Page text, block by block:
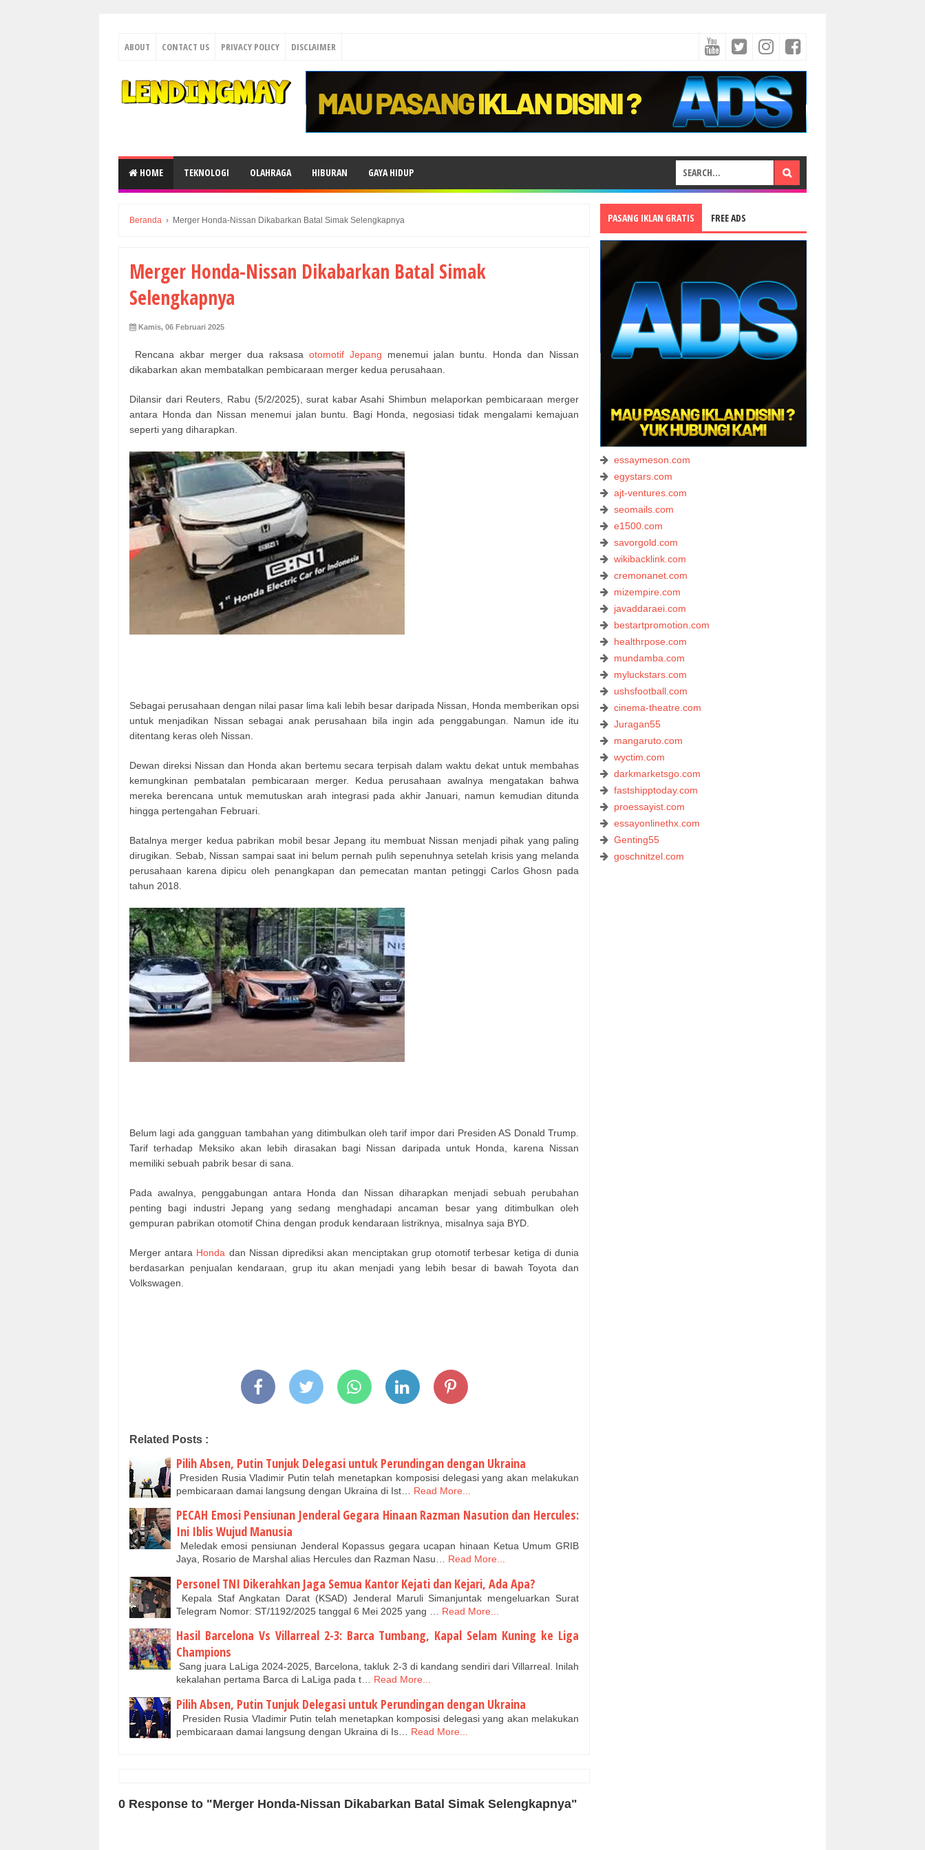
ABOUT CONTACT US PRIVACY POLICY DISCLAIMER
HOME TEKNOLOGI OLAHRAGA HIBURAN GAYA HIDUP
Beranda › Merger Honda-Nissan Dikabarkan Batal Simak Selengkapnya
Merger Honda-Nissan Dikabarkan Batal Simak
Selengkapnya
Kamis, 06 Februari 2025
Rencana akbar merger dua raksasa otomotif Jepang menemui jalan buntu. Honda dan Nissan
dikabarkan akan membatalkan pembicaraan merger kedua perusahaan.
Dilansir dari Reuters, Rabu (5/2/2025), surat kabar Asahi Shimbun melaporkan pembicaraan merger
antara Honda dan Nissan menemui jalan buntu. Bagi Honda, negosiasi tidak mengalami kemajuan
seperti yang diharapkan.
Sebagai perusahaan dengan nilai pasar lima kali lebih besar daripada Nissan, Honda memberikan opsi
untuk menjadikan Nissan sebagai anak perusahaan bila ingin ada penggabungan. Namun ide itu
ditentang keras oleh Nissan.
Dewan direksi Nissan dan Honda akan bertemu secara terpisah dalam waktu dekat untuk membahas
kemungkinan pembatalan pembicaraan merger. Kedua perusahaan awalnya mengatakan bahwa
mereka berencana untuk memutuskan arah integrasi pada akhir Januari, namun kemudian ditunda
hingga pertengahan Februari.
Batalnya merger kedua pabrikan mobil besar Jepang itu membuat Nissan menjadi pihak yang paling
dirugikan. Sebab, Nissan sampai saat ini belum pernah pulih sepenuhnya setelah krisis yang melanda
perusahaan karena dipicu oleh penangkapan dan pemecatan mantan petinggi Carlos Ghosn pada
tahun 2018.
Belum lagi ada gangguan tambahan yang ditimbulkan oleh tarif impor dari Presiden AS Donald Trump.
Tarif terhadap Meksiko akan lebih dirasakan bagi Nissan daripada untuk Honda, karena Nissan
memiliki sebuah pabrik besar di sana.
Pada awalnya, penggabungan antara Honda dan Nissan diharapkan menjadi sebuah perubahan
penting bagi industri Jepang yang sedang menghadapi ancaman besar yang ditimbulkan oleh
gempuran pabrikan otomotif China dengan produk kendaraan listriknya, misalnya saja BYD.
Merger antara Honda dan Nissan diprediksi akan menciptakan grup otomotif terbesar ketiga di dunia
berdasarkan penjualan kendaraan, grup itu akan menjadi yang lebih besar di bawah Toyota dan
Volkswagen.
Related Posts :
Pilih Absen, Putin Tunjuk Delegasi untuk Perundingan dengan Ukraina
Presiden Rusia Vladimir Putin telah menetapkan komposisi delegasi yang akan melakukan
pembicaraan damai langsung dengan Ukraina di Ist…
Read More...
PECAH Emosi Pensiunan Jenderal Gegara Hinaan Razman Nasution dan Hercules:
Ini Iblis Wujud Manusia
Meledak emosi pensiunan Jenderal Kopassus gegara ucapan hinaan Ketua Umum GRIB
Jaya, Rosario de Marshal alias Hercules dan Razman Nasu… Read More...
Personel TNI Dikerahkan Jaga Semua Kantor Kejati dan Kejari, Ada Apa?
Kepala Staf Angkatan Darat (KSAD) Jenderal Maruli Simanjuntak mengeluarkan Surat
Telegram Nomor: ST/1192/2025 tanggal 6 Mei 2025 yang …
Read More...
Hasil Barcelona Vs Villarreal 2-3: Barca Tumbang, Kapal Selam Kuning ke Liga
Champions
Sang juara LaLiga 2024-2025, Barcelona, takluk 2-3 di kandang sendiri dari Villarreal. Inilah
kekalahan pertama Barca di LaLiga pada t… Read More...
Pilih Absen, Putin Tunjuk Delegasi untuk Perundingan dengan Ukraina
Presiden Rusia Vladimir Putin telah menetapkan komposisi delegasi yang akan melakukan
pembicaraan damai langsung dengan Ukraina di Is…
Read More...
0 Response to "Merger Honda-Nissan Dikabarkan Batal Simak Selengkapnya"
PASANG IKLAN GRATIS FREE ADS
essaymeson.com
egystars.com
ajt-ventures.com
seomails.com
e1500.com
savorgold.com
wikibacklink.com
cremonanet.com
mizempire.com
javaddaraei.com
bestartpromotion.com
healthrpose.com
mundamba.com
myluckstars.com
ushsfootball.com
cinema-theatre.com
Juragan55
mangaruto.com
wyctim.com
darkmarketsgo.com
fastshipptoday.com
proessayist.com
essayonlinethx.com
Genting55
goschnitzel.com